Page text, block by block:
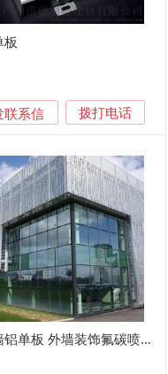
板
联系信 拨打电话
幕墙铝单板 外墙装饰氟碳喷涂铝板定制